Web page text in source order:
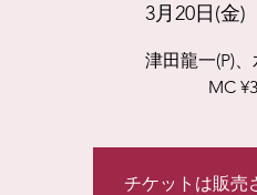
3月20日(金)
津田龍一(P)
MC
チケットは販売